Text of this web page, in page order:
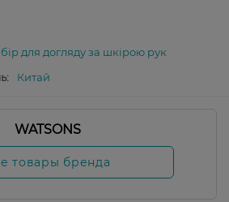
для догляду за шкірою рук
Китай
WATSONS
товары бренда